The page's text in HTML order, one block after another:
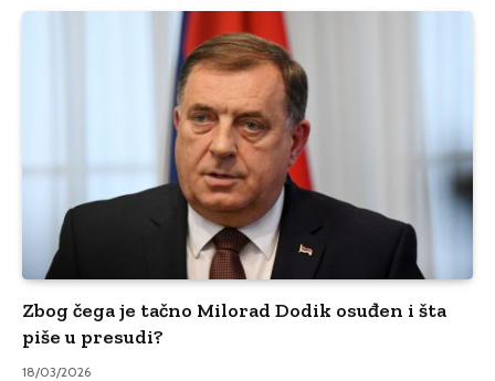
Zbog čega je tačno Milorad Dodik osuđen i šta
piše u presudi?
18/03/2026